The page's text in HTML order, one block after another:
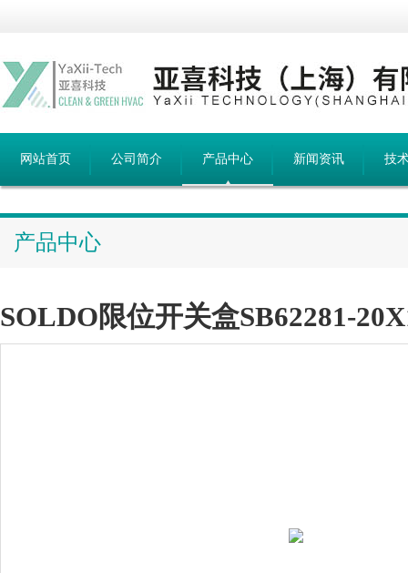
网站首页 公司简介 产品中心 新闻资讯 技
产品中心
SOLDO限位开关盒SB62281-